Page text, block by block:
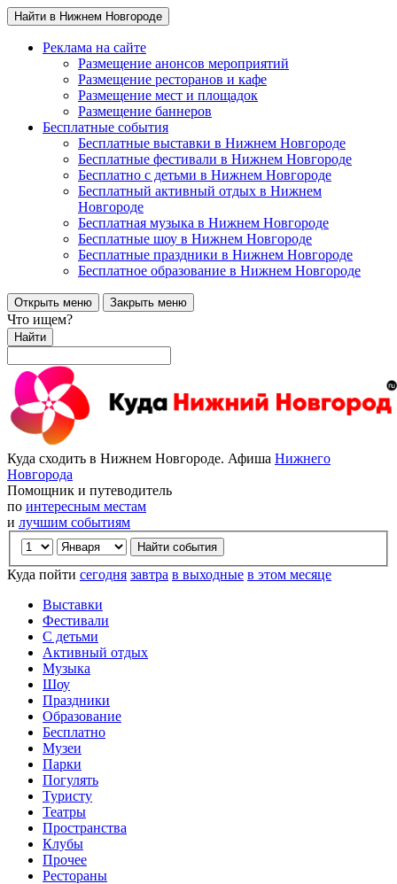
Найти в Нижнем Новгороде
Реклама на сайте
Размещение анонсов мероприятий
Размещение ресторанов и кафе
Размещение мест и площадок
Размещение баннеров
Бесплатные события
Бесплатные выставки в Нижнем Новгороде
Бесплатные фестивали в Нижнем Новгороде
Бесплатно с детьми в Нижнем Новгороде
Бесплатный активный отдых в Нижнем
Новгороде
Бесплатная музыка в Нижнем Новгороде
Бесплатные шоу в Нижнем Новгороде
Бесплатные праздники в Нижнем Новгороде
Бесплатное образование в Нижнем Новгороде
Открыть меню Закрыть меню
Что ищем?
Найти
Куда сходить в Нижнем Новгороде. Афиша Нижнего
Новгорода
Помощник и путеводитель
по интересным местам
и лучшим событиям
Куда пойти сегодня завтра в выходные в этом месяце
Выставки
Фестивали
С детьми
Активный отдых
Музыка
Шоу
Праздники
Образование
Бесплатно
Музеи
Парки
Погулять
Туристу
Театры
Пространства
Клубы
Прочее
Рестораны